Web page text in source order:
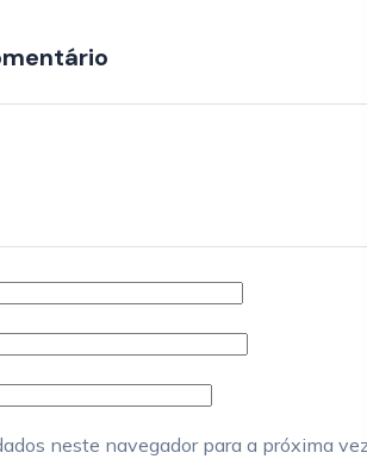
neste navegador para a próxima